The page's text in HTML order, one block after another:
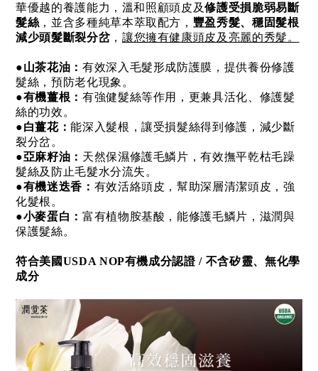
華優越的養護能力，溫和照顧頭皮及修護受損脆弱易斷
髮絲 ，並含多種純草本萃取配方， 豐盈秀髮、穩固髮根
減少頭髮斷裂分岔 ， 讓您擁有健康頭皮及亮麗的秀髮。
●山茶花油： 有效深入毛髮形成防護膜，提供養份修護
髮絲，預防老化現象。
●有機薑根： 有強健髮絲等作用，更兼具活化、修護髮
絲的功效。
●白薑花：能深入髮根，讓受損髮絲得到修護，減少斷
裂分岔。
●亞麻籽油： 天然保濕修護毛鱗片，有效撫平乾枯毛躁
髮絲及防止毛髮水分流失。
●有機迷迭香： 有效活絡頭皮，幫助深層清潔頭皮，強
化髮根。
●小麥蛋白： 富有植物胺基酸，能修護毛鱗片，滋潤與
保護髮絲。
符合美國USDA NOP有機成分認證 / 不含矽靈、無化學
成分